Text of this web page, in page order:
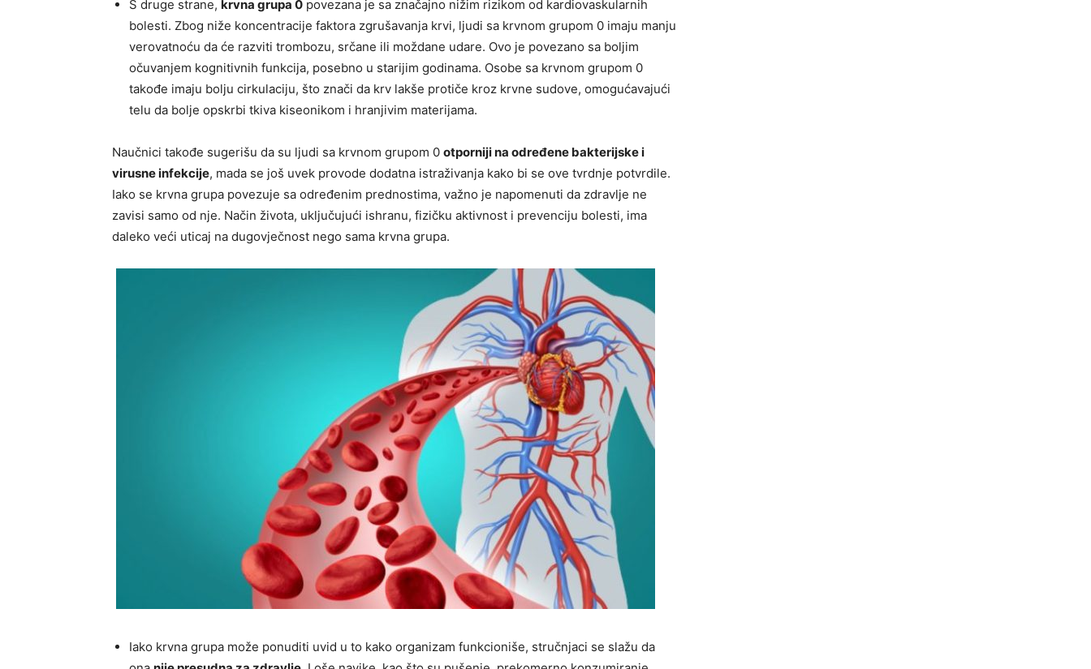
S druge strane, krvna grupa 0 povezana je sa značajno nižim rizikom od kardiovaskularnih
bolesti. Zbog niže koncentracije faktora zgrušavanja krvi, ljudi sa krvnom grupom 0 imaju manju
verovatnoću da će razviti trombozu, srčane ili moždane udare. Ovo je povezano sa boljim
očuvanjem kognitivnih funkcija, posebno u starijim godinama. Osobe sa krvnom grupom 0
takođe imaju bolju cirkulaciju, što znači da krv lakše protiče kroz krvne sudove, omogućavajući
telu da bolje opskrbi tkiva kiseonikom i hranjivim materijama.
Naučnici takođe sugerišu da su ljudi sa krvnom grupom 0 otporniji na određene bakterijske i
virusne infekcije, mada se još uvek provode dodatna istraživanja kako bi se ove tvrdnje potvrdile.
Iako se krvna grupa povezuje sa određenim prednostima, važno je napomenuti da zdravlje ne
zavisi samo od nje. Način života, uključujući ishranu, fizičku aktivnost i prevenciju bolesti, ima
daleko veći uticaj na dugovječnost nego sama krvna grupa.
Iako krvna grupa može ponuditi uvid u to kako organizam funkcioniše, stručnjaci se slažu da